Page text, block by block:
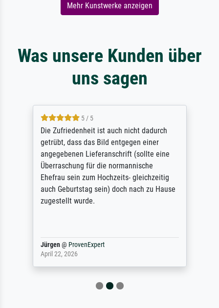
Mehr Kunstwerke anzeigen
Was unsere Kunden über
uns sagen
5 / 5
Die Zufriedenheit ist auch nicht dadurch
getrübt, dass das Bild entgegen einer
angegebenen Lieferanschrift (sollte eine
Überraschung für die normannische
Ehefrau sein zum Hochzeits- gleichzeitig
auch Geburtstag sein) doch nach zu Hause
zugestellt wurde.
Jürgen@ ProvenExpert
April 22, 2026